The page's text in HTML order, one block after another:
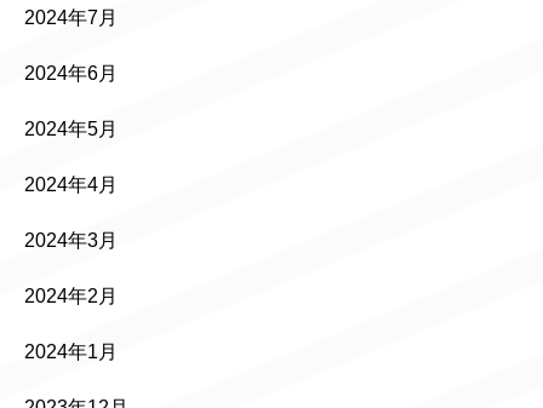
2024年7月
2024年6月
2024年5月
2024年4月
2024年3月
2024年2月
2024年1月